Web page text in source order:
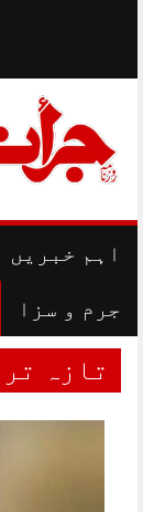
اہم خبریں
جرم و سزا
تازہ
ترقیاتی